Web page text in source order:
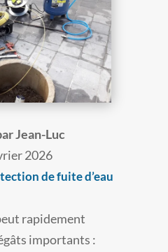
Jean-Luc
2026
de fuite d’eau
rapidement
importants :